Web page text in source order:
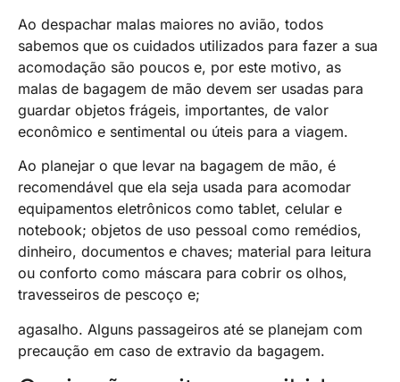
Ao despachar malas maiores no avião, todos
sabemos que os cuidados utilizados para fazer a sua
acomodação são poucos e, por este motivo, as
malas de bagagem de mão devem ser usadas para
guardar objetos frágeis, importantes, de valor
econômico e sentimental ou úteis para a viagem.
Ao planejar o que levar na bagagem de mão, é
recomendável que ela seja usada para acomodar
equipamentos eletrônicos como tablet, celular e
notebook; objetos de uso pessoal como remédios,
dinheiro, documentos e chaves; material para leitura
ou conforto como máscara para cobrir os olhos,
travesseiros de pescoço e;
agasalho. Alguns passageiros até se planejam com
precaução em caso de extravio da bagagem.